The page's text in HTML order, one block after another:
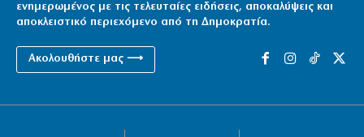
ενημερωμένος με τις τελευταίες ειδήσεις, αποκαλύψεις και
αποκλειστικό περιεχόμενο από τη Δημοκρατία.
Ακολουθήστε μας ⟶